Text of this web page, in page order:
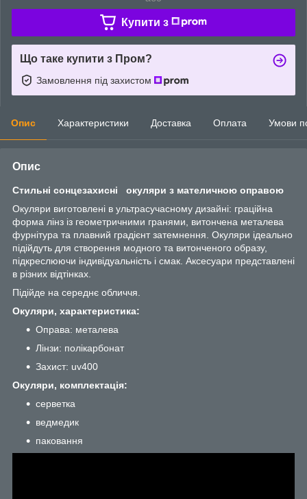
Купити з
Що таке купити з Пром?
Замовлення під захистом
Опис Характеристики Доставка Оплата Умови
Опис
Стильні сонцезахисні окуляри з мателичною оправою
Окуляри виготовлені в ультрасучасному дизайні: граційна
форма лінз із геометричними гранями, витончена металева
фурнітура та плавний градієнт затемнення. Окуляри ідеально
підійдуть для створення модного та витонченого образу,
підкреслюючи індивідуальність і смак. Аксесуари представлені
в різних відтінках.
Підійде на середнє обличчя.
Окуляри, характеристика:
Оправа: металева
Лінзи: полікарбонат
Захист: uv400
Окуляри, комплектація:
серветка
ведмедик
паковання